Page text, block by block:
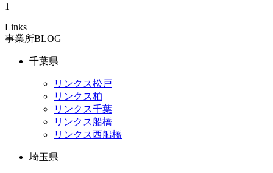
1
Links
事業所BLOG
千葉県
リンクス松戸
リンクス柏
リンクス千葉
リンクス船橋
リンクス西船橋
埼玉県